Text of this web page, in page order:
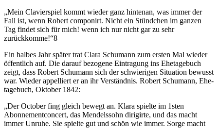
„Mein Clavierspiel kommt wieder ganz hintenan, was immer der
Fall ist, wenn Robert componirt. Nicht ein Stündchen im ganzen
Tag findet sich für mich! wenn ich nur nicht gar zu sehr
zurückkomme!“8
Ein halbes Jahr später trat Clara Schumann zum ersten Mal wieder
öffentlich auf. Die darauf bezogene Eintragung ins Ehetagebuch
zeigt, dass Robert Schumann sich der schwierigen Situation bewusst
war. Wieder appelliert er an ihr Verständnis. Robert Schumann, Ehe­
tagebuch, Oktober 1842:
„Der October fing gleich bewegt an. Klara spielte im 1sten
Abonnementconcert, das Mendelssohn dirigirte, und das macht
immer Unruhe. Sie spielte gut und schön wie immer. Sorge macht